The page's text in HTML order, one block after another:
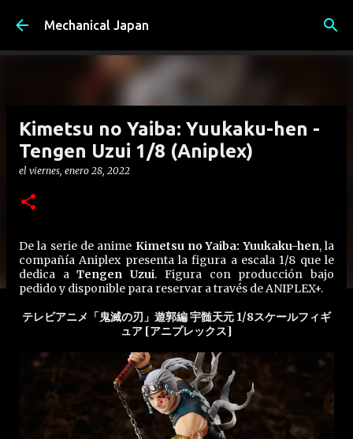
Ir al contenido principal
Mechanical Japan
Kimetsu no Yaiba: Yuukaku-hen -
Tengen Uzui 1/8 (Aniplex)
el viernes, enero 28, 2022
De la serie de anime Kimetsu no Yaiba: Yuukaku-hen, la
compañía Aniplex presenta la figura a escala 1/8 que le
dedica aTengen Uzui. Figura con producción bajo
pedido y disponible para reservar a través de ANIPLEX+.
テレビアニメ「鬼滅の刃」遊郭編 宇髄天元 1/8スケールフィギ
ュア [アニプレックス]